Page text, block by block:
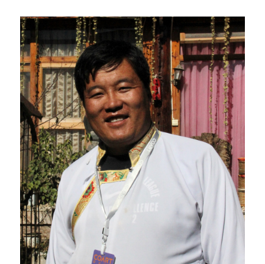
红河普春村馆
「澜湄之眼」东南亚影像交流平台
「北门回望」现代遇见乡土对话系列